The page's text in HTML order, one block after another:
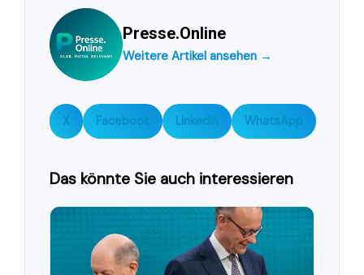
Presse.Online
Weitere Artikel ansehen →
X Facebook LinkedIn WhatsApp
Das könnte Sie auch interessieren